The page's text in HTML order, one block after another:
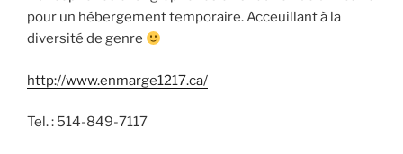
pour un hébergement temporaire. Acceuillant à la
diversité de genre
http://www.enmarge1217.ca/
Tel. : 514-849-7117